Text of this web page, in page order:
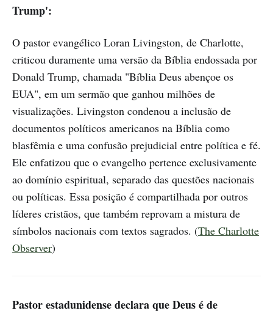
Trump':
O pastor evangélico Loran Livingston, de Charlotte,
criticou duramente uma versão da Bíblia endossada por
Donald Trump, chamada "Bíblia Deus abençoe os
EUA", em um sermão que ganhou milhões de
visualizações. Livingston condenou a inclusão de
documentos políticos americanos na Bíblia como
blasfêmia e uma confusão prejudicial entre política e fé.
Ele enfatizou que o evangelho pertence exclusivamente
ao domínio espiritual, separado das questões nacionais
ou políticas. Essa posição é compartilhada por outros
líderes cristãos, que também reprovam a mistura de
símbolos nacionais com textos sagrados. (The Charlotte
Observer)
Pastor estadunidense declara que Deus é de